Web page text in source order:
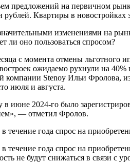
предложений на первичном
рублей. Квартиры в новостройках
изменениями на
ли оно пользоваться спросом?
с момента отмены льготного
ожидаемо рухнули на
компании Stenoy Ильи Фролова,
июля и августа.
июне 2024-го было
— отметил Фролов.
в течение года спрос на
в течение года спрос на
не будут снижаться в связи с